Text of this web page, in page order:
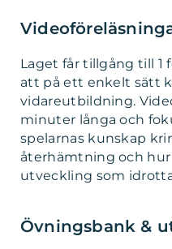
Laget får tillgång till 1
att på ett enkelt sätt
vidareutbildning.
minuter långa och
spelarnas kunskap
återhämtning och
utveckling som
Övningsbank &